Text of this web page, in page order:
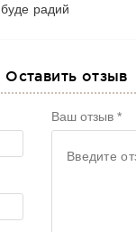
радий
аромат приємний
Оставить отзыв
Ваш отзыв *